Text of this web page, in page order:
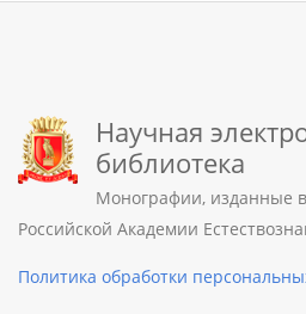
Научная
библиотека
Монографии, изданные в
Российской Академии
Политика обработки